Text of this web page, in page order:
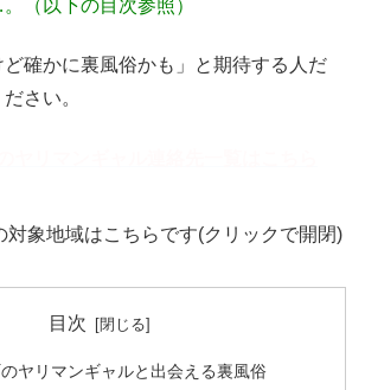
（以下の目次参照）
ど確かに裏風俗かも」と期待する人だ
さい。
対象地域はこちらです(クリックで開閉)
目次
ヤリマンギャルと出会える裏風俗